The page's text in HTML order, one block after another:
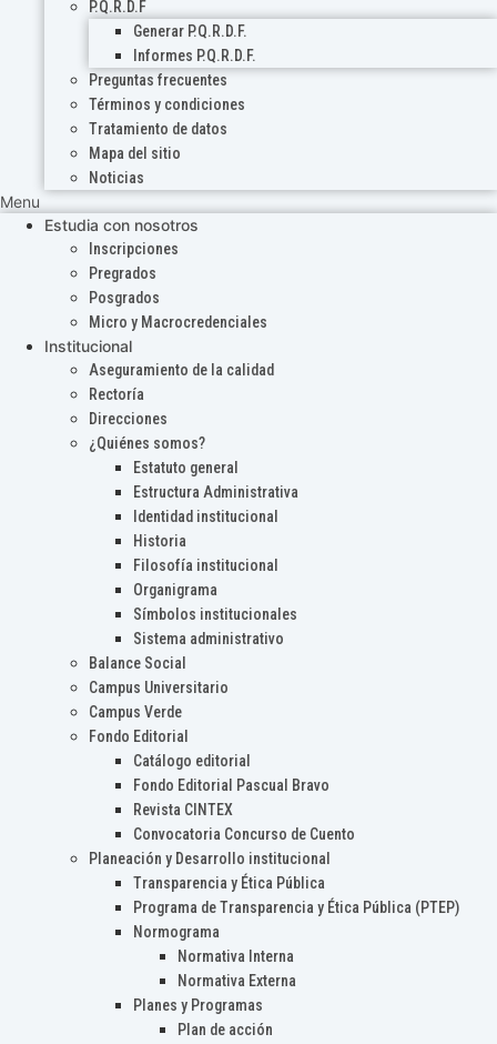
P.Q.R.D.F
Generar P.Q.R.D.F.
Informes P.Q.R.D.F.
Preguntas frecuentes
Términos y condiciones
Tratamiento de datos
Mapa del sitio
Noticias
Menu
Estudia con nosotros
Inscripciones
Pregrados
Posgrados
Micro y Macrocredenciales
Institucional
Aseguramiento de la calidad
Rectoría
Direcciones
¿Quiénes somos?
Estatuto general
Estructura Administrativa
Identidad institucional
Historia
Filosofía institucional
Organigrama
Símbolos institucionales
Sistema administrativo
Balance Social
Campus Universitario
Campus Verde
Fondo Editorial
Catálogo editorial
Fondo Editorial Pascual Bravo
Revista CINTEX
Convocatoria Concurso de Cuento
Planeación y Desarrollo institucional
Transparencia y Ética Pública
Programa de Transparencia y Ética Pública (PTEP)
Normograma
Normativa Interna
Normativa Externa
Planes y Programas
Plan de acción